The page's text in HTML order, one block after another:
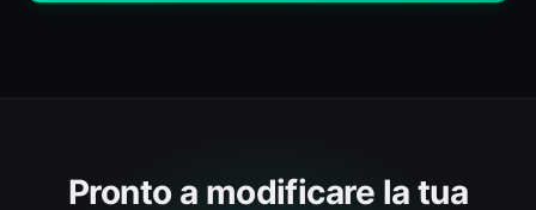
Pronto a modificare la tua